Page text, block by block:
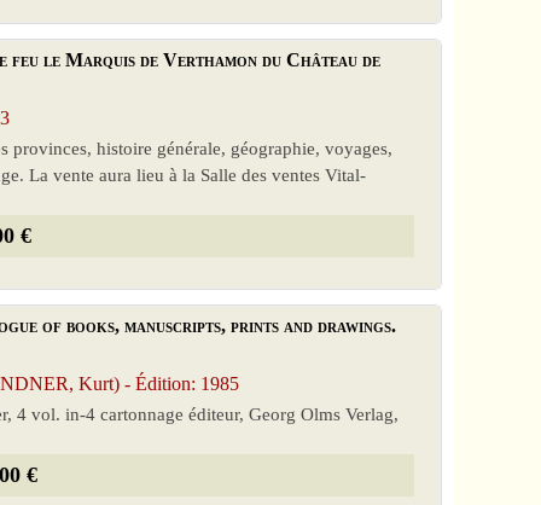
le Marquis de Verthamon du Château de
histoire générale, géographie, voyages,
La vente aura lieu à la Salle des ventes Vital-
€
of books, manuscripts, prints and drawings.
Kurt) - Édition: 1985
vol. in-4 cartonnage éditeur, Georg Olms Verlag,
€